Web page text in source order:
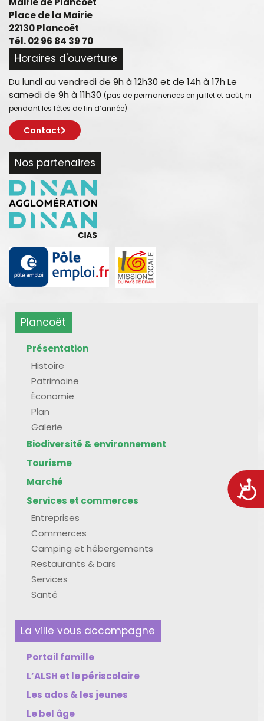
Place de la Mairie
22130 Plancoët
Tél. 02 96 84 39 70
Horaires d'ouverture
Du lundi au vendredi de 9h à 12h30 et de 14h à 17h Le
samedi de 9h à 11h30 (pas de permanences en juillet et août, ni
pendant les fêtes de fin d’année)
Contact
Nos partenaires
Plancoët
Présentation
Histoire
Patrimoine
Économie
Plan
Galerie
Biodiversité & environnement
Tourisme
Marché
Services et commerces
Entreprises
Commerces
Camping et hébergements
Restaurants & bars
Services
Santé
La ville vous accompagne
Portail famille
L’ALSH et le périscolaire
Les ados & les jeunes
Le bel âge